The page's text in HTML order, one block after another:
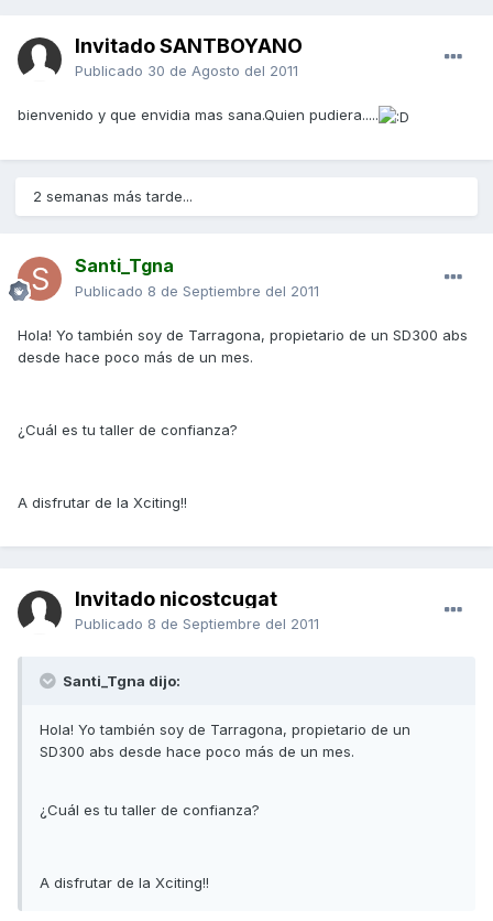
Invitado SANTBOYANO
Publicado 30 de Agosto del 2011
bienvenido y que envidia mas sana.Quien pudiera.....
2 semanas más tarde...
Santi_Tgna
Publicado 8 de Septiembre del 2011
Hola! Yo también soy de Tarragona, propietario de un SD300 abs
desde hace poco más de un mes.
¿Cuál es tu taller de confianza?
A disfrutar de la Xciting!!
Invitado nicostcugat
Publicado 8 de Septiembre del 2011
Santi_Tgna dijo:
Hola! Yo también soy de Tarragona, propietario de un
SD300 abs desde hace poco más de un mes.
¿Cuál es tu taller de confianza?
A disfrutar de la Xciting!!